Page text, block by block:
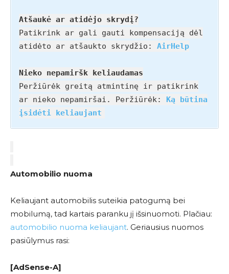
Atšaukė ar atidėjo skrydį?
Patikrink ar gali gauti kompensaciją dėl
atidėto ar atšaukto skrydžio: AirHelp
Nieko nepamiršk keliaudamas
Peržiūrėk greitą atmintinę ir patikrink
ar nieko nepamiršai. Peržiūrėk: Ką būtina
įsidėti keliaujant
Automobilio nuoma
Keliaujant automobilis suteikia patogumą bei
mobilumą, tad kartais paranku jį išsinuomoti. Plačiau:
automobilio nuoma keliaujant. Geriausius nuomos
pasiūlymus rasi:
[AdSense-A]